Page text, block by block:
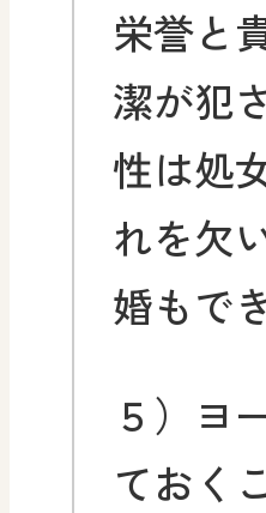
栄誉と
潔が犯
性は処
れを欠
婚もで
５）ヨ
ておく